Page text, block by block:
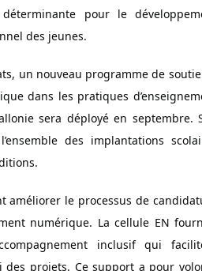
pour le
des jeunes.
un nouveau programme de
dans les pratiques
sera déployé en septembre.
des implantations
améliorer le processus de
numérique. La cellule EN
inclusif qui
des projets. Ce support a pour